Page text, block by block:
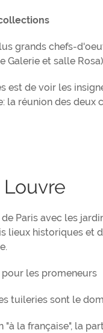
grands chefs-
Galerie et salle
est de voir les
la réunion des
Paris avec les
lieux historiques et
les promeneurs
tuileries sont le
"à la française", la